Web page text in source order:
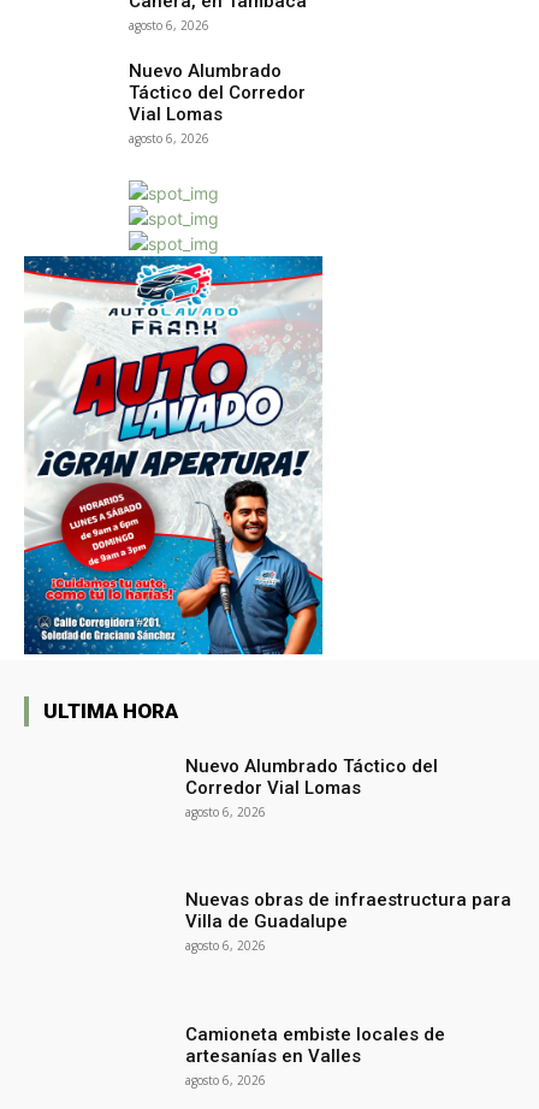
agosto 6, 2026
Nuevo Alumbrado
Táctico del Corredor
Vial Lomas
agosto 6, 2026
ULTIMA HORA
Nuevo Alumbrado Táctico del
Corredor Vial Lomas
agosto 6, 2026
Nuevas obras de infraestructura para
Villa de Guadalupe
agosto 6, 2026
Camioneta embiste locales de
artesanías en Valles
agosto 6, 2026